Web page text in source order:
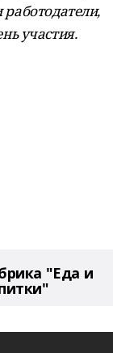
участия.
"Еда и